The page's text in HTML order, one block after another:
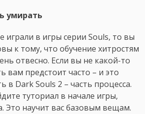
умирать
играли в игры серии Souls, то вы
к тому, что обучение хитростям
отвесно. Если вы не какой-то
вам предстоит часто – и это
в Dark Souls 2 – часть процесса.
туториал в начале игры,
Это научит вас базовым вещам.